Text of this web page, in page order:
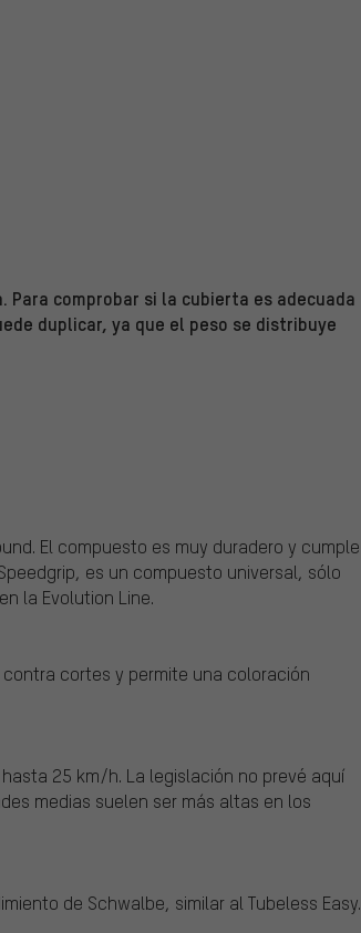
Para comprobar si la cubierta es adecuada
duplicar, ya que el peso se distribuye
El compuesto es muy duradero y cumple
es un compuesto universal, sólo
la Evolution Line.
cortes y permite una coloración
25 km/h. La legislación no prevé aquí
medias suelen ser más altas en los
de Schwalbe, similar al Tubeless Easy.